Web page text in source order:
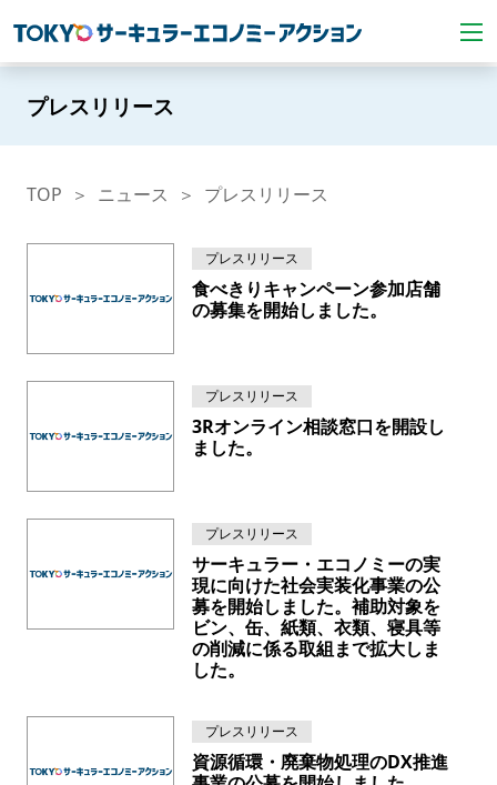
プレスリリース
TOP ニュース プレスリリース
プレスリリース
食べきりキャンペーン参加店舗
の募集を開始しました。
プレスリリース
3Rオンライン相談窓口を開設し
ました。
プレスリリース
サーキュラー・エコノミーの実
現に向けた社会実装化事業の公
募を開始しました。補助対象を
ビン、缶、紙類、衣類、寝具等
の削減に係る取組まで拡大しま
した。
プレスリリース
資源循環・廃棄物処理のDX推進